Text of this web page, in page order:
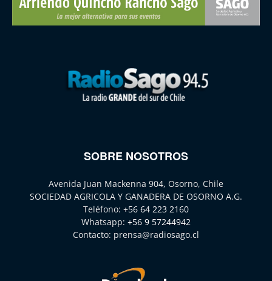
SOBRE NOSOTROS
Avenida Juan Mackenna 904, Osorno, Chile
SOCIEDAD AGRICOLA Y GANADERA DE OSORNO A.G.
Teléfono: +56 64 223 2160
Whatsapp: +56 9 57244942
Contacto: prensa@radiosago.cl